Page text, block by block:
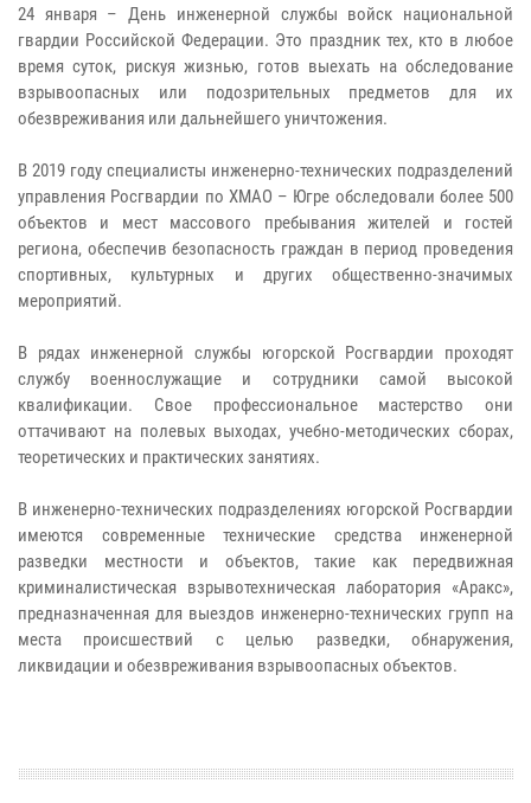
24 января – День инженерной службы войск национальной
гвардии Российской Федерации. Это праздник тех, кто в любое
время суток, рискуя жизнью, готов выехать на обследование
взрывоопасных или подозрительных предметов для их
обезвреживания или дальнейшего уничтожения.
В 2019 году специалисты инженерно-технических подразделений
управления Росгвардии по ХМАО – Югре обследовали более 500
объектов и мест массового пребывания жителей и гостей
региона, обеспечив безопасность граждан в период проведения
спортивных, культурных и других общественно-значимых
мероприятий.
В рядах инженерной службы югорской Росгвардии проходят
службу военнослужащие и сотрудники самой высокой
квалификации. Свое профессиональное мастерство они
оттачивают на полевых выходах, учебно-методических сборах,
теоретических и практических занятиях.
В инженерно-технических подразделениях югорской Росгвардии
имеются современные технические средства инженерной
разведки местности и объектов, такие как передвижная
криминалистическая взрывотехническая лаборатория «Аракс»,
предназначенная для выездов инженерно-технических групп на
места происшествий с целью разведки, обнаружения,
ликвидации и обезвреживания взрывоопасных объектов.